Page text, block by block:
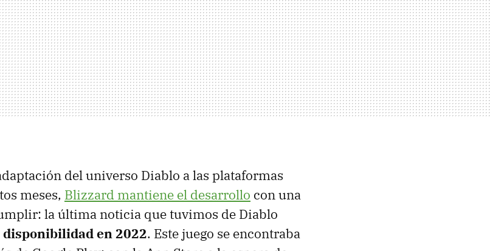
del universo Diablo a las plataformas
meses, Blizzard mantiene el desarrollo con una
la última noticia que tuvimos de Diablo
en 2022. Este juego se encontraba